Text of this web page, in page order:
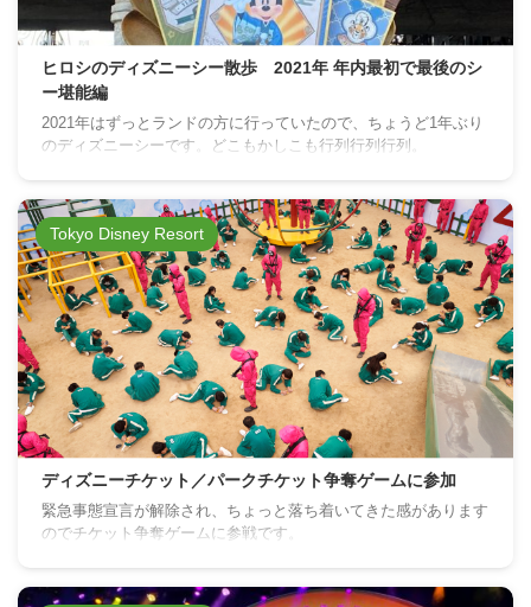
ヒロシのディズニーシー散歩 2021年 年内最初で最後のシ
ー堪能編
2021年はずっとランドの方に行っていたので、ちょうど1年ぶり
のディズニーシーです。どこもかしこも行列行列行列。
Tokyo Disney Resort
ディズニーチケット／パークチケット争奪ゲームに参加
緊急事態宣言が解除され、ちょっと落ち着いてきた感があります
のでチケット争奪ゲームに参戦です。